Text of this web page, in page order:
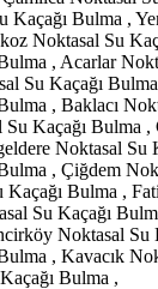
Kaçağı Bulma ,
Noktasal Su
, Acarlar
Su Kaçağı
, Baklacı
Kaçağı Bulma ,
Noktasal
, Çiğdem
Bulma ,
Su Kaçağı
Noktasal Su
, Kavacık
Bulma ,